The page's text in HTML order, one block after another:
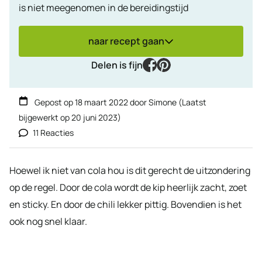
is niet meegenomen in de bereidingstijd
naar recept gaan
Delen is fijn
facebook
pinterest
Gepost op18 maart 2022doorSimone (Laatst
bijgewerkt op20 juni 2023)
11 Reacties
Hoewel ik niet van cola hou is dit gerecht de uitzondering
op de regel. Door de cola wordt de kip heerlijk zacht, zoet
en sticky. En door de chili lekker pittig. Bovendien is het
ook nog snel klaar.